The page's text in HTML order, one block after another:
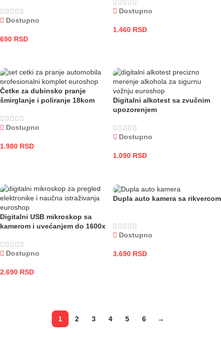
Dostupno
690 RSD
Dostupno
1.460 RSD
Četke za dubinsko pranje
šmirglanje i poliranje 18kom
Dostupno
1.980 RSD
Digitalni alkotest sa zvučnim
upozorenjem
Dostupno
1.090 RSD
Digitalni USB mikroskop sa
kamerom i uvećanjem do 1600x
Dostupno
2.690 RSD
Dupla auto kamera sa rikvercom
Dostupno
3.690 RSD
1 2 3 4 5 6 →